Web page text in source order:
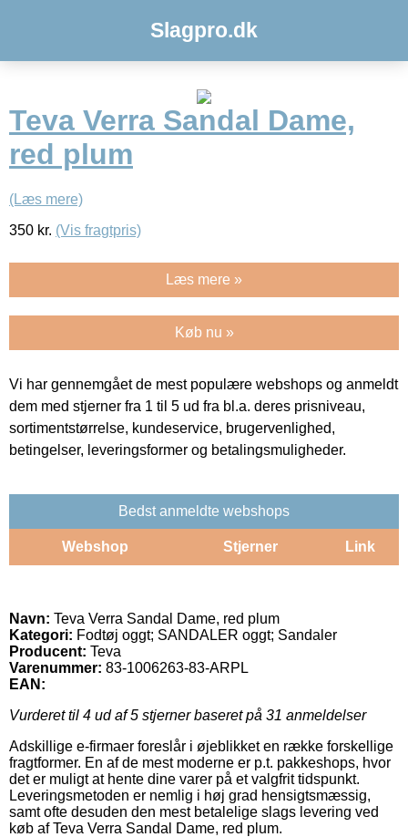
Slagpro.dk
Teva Verra Sandal Dame,
red plum
(Læs mere)
350 kr. (Vis fragtpris)
Læs mere »
Køb nu »
Vi har gennemgået de mest populære webshops og anmeldt
dem med stjerner fra 1 til 5 ud fra bl.a. deres prisniveau,
sortimentstørrelse, kundeservice, brugervenlighed,
betingelser, leveringsformer og betalingsmuligheder.
Bedst anmeldte webshops
Webshop Stjerner Link
Navn: Teva Verra Sandal Dame, red plum
Kategori: Fodtøj oggt; SANDALER oggt; Sandaler
Producent: Teva
Varenummer: 83-1006263-83-ARPL
EAN:
Vurderet til 4 ud af 5 stjerner baseret på 31 anmeldelser
Adskillige e-firmaer foreslår i øjeblikket en række forskellige
fragtformer. En af de mest moderne er p.t. pakkeshops, hvor
det er muligt at hente dine varer på et valgfrit tidspunkt.
Leveringsmetoden er nemlig i høj grad hensigtsmæssig,
samt ofte desuden den mest betalelige slags levering ved
køb af Teva Verra Sandal Dame, red plum.